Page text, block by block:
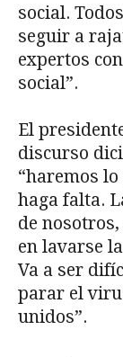
social.
seguir a
expertos
social”.
El
discurso
“haremos
haga falta.
de
en lavarse
Va a ser
parar el
unidos”.